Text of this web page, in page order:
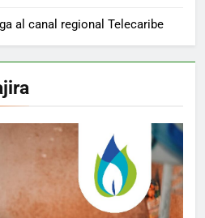
al canal regional Telecaribe